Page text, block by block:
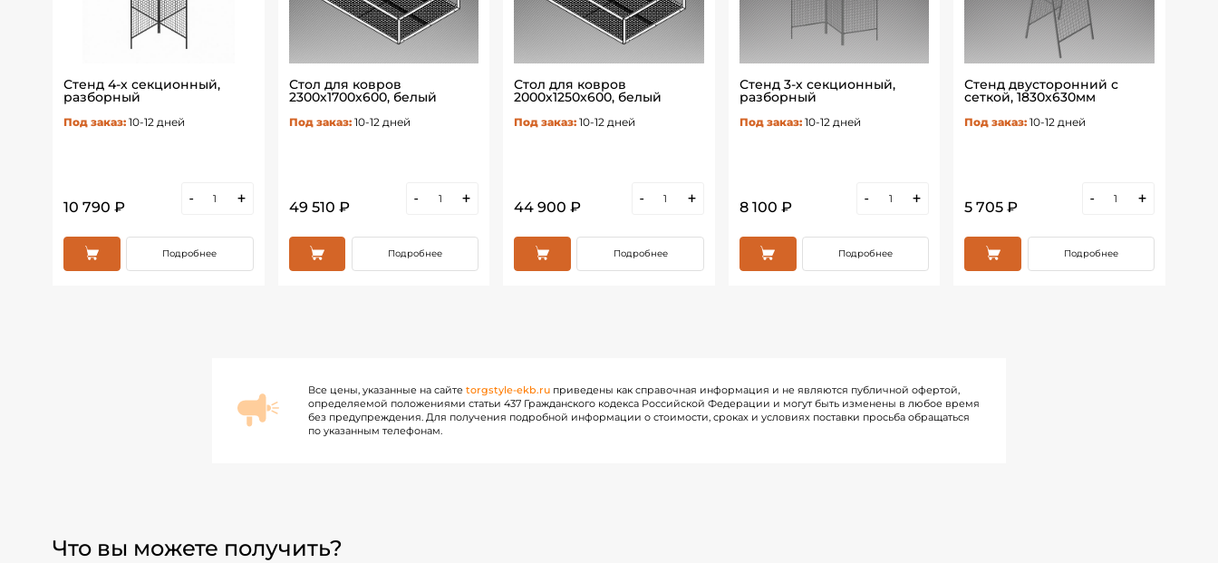
Стенд 4-х секционный,
разборный
Под заказ: 10-12 дней
10 790 ₽
- +
Подробнее
Стол для ковров
2300х1700х600, белый
Под заказ: 10-12 дней
49 510 ₽
- +
Подробнее
Стол для ковров
2000х1250х600, белый
Под заказ: 10-12 дней
44 900 ₽
- +
Подробнее
Стенд 3-х секционный,
разборный
Под заказ: 10-12 дней
8 100 ₽
- +
Подробнее
Стенд двусторонний с
сеткой, 1830х630мм
Под заказ: 10-12 дней
5 705 ₽
- +
Подробнее
Все цены, указанные на сайте torgstyle-ekb.ru приведены как справочная информация и не являются публичной офертой,
определяемой положениями статьи 437 Гражданского кодекса Российской Федерации и могут быть изменены в любое время
без предупреждения. Для получения подробной информации о стоимости, сроках и условиях поставки просьба обращаться
по указанным телефонам.
Что вы можете получить?